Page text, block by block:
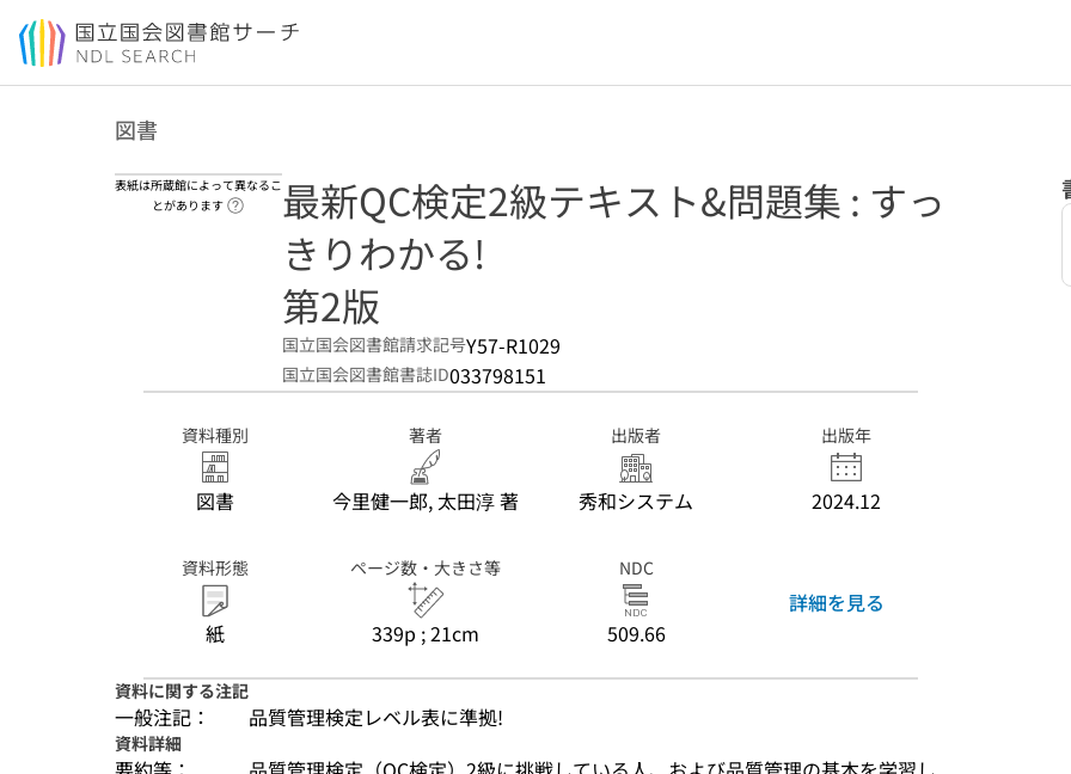
本文へ移動
図書
表紙は所蔵館によって異なるこ
とがあります
ヘルプページへのリンク
最新QC検定2級テキスト&問題集 : すっ
きりわかる!
第2版
国立国会図書館請求記号Y57-R1029
国立国会図書館書誌ID033798151
資料種別
図書
著者
今里健一郎, 太田淳 著
出版者
秀和システム
出版年
2024.12
資料形態
紙
ページ数・大きさ等
339p ; 21cm
NDC
509.66
詳細を見る
資料に関する注記
一般注記： 品質管理検定レベル表に準拠!
資料詳細